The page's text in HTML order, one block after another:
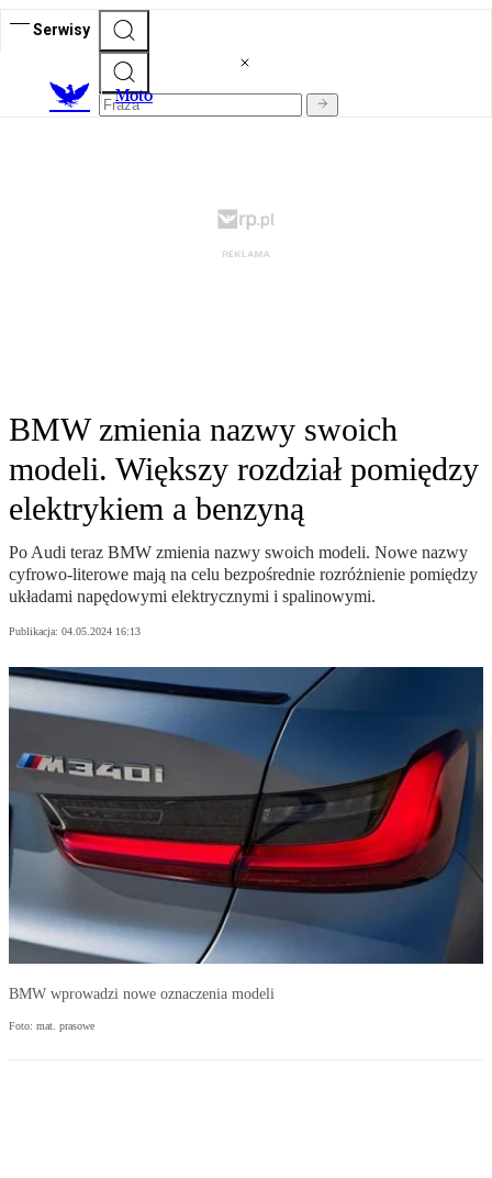
Serwisy
Moto
BMW zmienia nazwy swoich
modeli. Większy rozdział pomiędzy
elektrykiem a benzyną
Po Audi teraz BMW zmienia nazwy swoich modeli. Nowe nazwy
cyfrowo-literowe mają na celu bezpośrednie rozróżnienie pomiędzy
układami napędowymi elektrycznymi i spalinowymi.
Publikacja: 04.05.2024 16:13
BMW wprowadzi nowe oznaczenia modeli
Foto: mat. prasowe